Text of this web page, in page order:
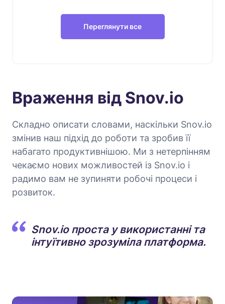
Переглянути все
Враження від Snov.io
Складно описати словами, наскільки Snov.io
змінив наш підхід до роботи та зробив її
набагато продуктивнішою. Ми з нетерпінням
чекаємо нових можливостей із Snov.io і
радимо вам не зупиняти робочі процеси і
розвиток.
Snov.io проста у використанні та
інтуїтивно зрозуміла платформа.